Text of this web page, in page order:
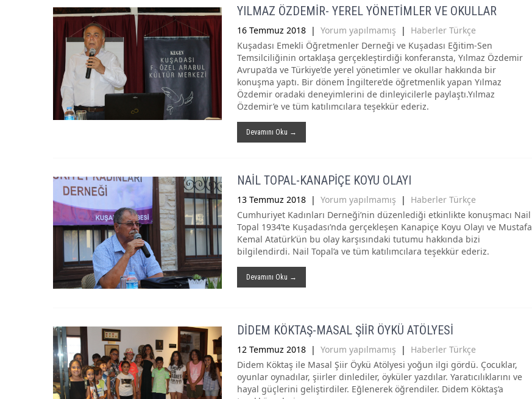
YILMAZ ÖZDEMİR- YEREL YÖNETİMLER VE OKULLAR
16 Temmuz 2018 | Yorum yapılmamış | Haberler Türkçe
Kuşadası Emekli Öğretmenler Derneği ve Kuşadası Eğitim-Sen
Temsilciliğinin ortaklaşa gerçekleştirdiği konferansta, Yılmaz Özdemir
Avrupa’da ve Türkiye’de yerel yönetimler ve okullar hakkında bir
konuşma yaptı. Bir dönem İngiltere’de öğretmenlik yapan Yılmaz
Özdemir oradaki deneyimlerini de dinleyicilerle paylaştı.Yılmaz
Özdemir’e ve tüm katılımcılara teşekkür ederiz.
Devamını Oku →
NAİL TOPAL-KANAPİÇE KOYU OLAYI
13 Temmuz 2018 | Yorum yapılmamış | Haberler Türkçe
Cumhuriyet Kadınları Derneği’nin düzenlediği etkinlikte konuşmacı Nail
Topal 1934’te Kuşadası’nda gerçekleşen Kanapiçe Koyu Olayı ve Mustafa
Kemal Atatürk’ün bu olay karşısındaki tutumu hakkında bizi
bilgilendirdi. Nail Topal’a ve tüm katılımcılara teşekkür ederiz.
Devamını Oku →
DİDEM KÖKTAŞ-MASAL ŞİİR ÖYKÜ ATÖLYESİ
12 Temmuz 2018 | Yorum yapılmamış | Haberler Türkçe
Didem Köktaş ile Masal Şiir Öykü Atölyesi yoğun ilgi gördü. Çocuklar,
oyunlar oynadılar, şiirler dinlediler, öyküler yazdılar. Yaratıcılıklarını ve
hayal güçlerini geliştirdiler. Eğlenerek öğrendiler. Didem Köktaş’a